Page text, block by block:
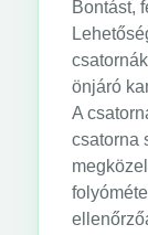
Bontást,
önjáró
A
csatorna